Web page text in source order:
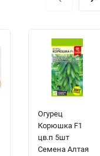
Огурец
Корюшка F1
цв.п 5шт
Семена Алтая